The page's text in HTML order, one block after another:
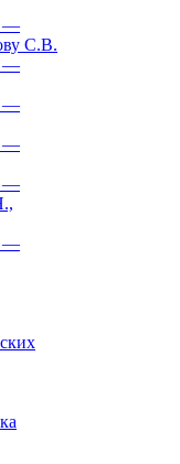
—
С.В.
—
—
—
—
—